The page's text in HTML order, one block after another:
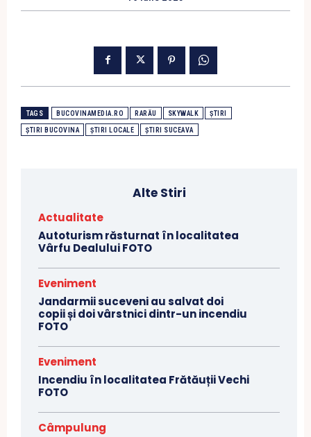
TAGS BUCOVINAMEDIA.RO RARĂU SKYWALK ȘTIRI
ȘTIRI BUCOVINA ȘTIRI LOCALE ȘTIRI SUCEAVA
Alte Stiri
Actualitate
Autoturism răsturnat în localitatea
Vârfu Dealului FOTO
Eveniment
Jandarmii suceveni au salvat doi
copii și doi vârstnici dintr-un incendiu
FOTO
Eveniment
Incendiu în localitatea Frătăuții Vechi
FOTO
Câmpulung